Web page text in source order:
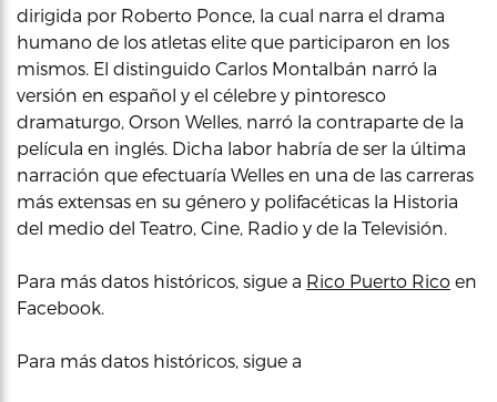
dirigida por Roberto Ponce, la cual narra el drama
humano de los atletas elite que participaron en los
mismos. El distinguido Carlos Montalbán narró la
versión en español y el célebre y pintoresco
dramaturgo, Orson Welles, narró la contraparte de la
película en inglés. Dicha labor habría de ser la última
narración que efectuaría Welles en una de las carreras
más extensas en su género y polifacéticas la Historia
del medio del Teatro, Cine, Radio y de la Televisión.
Para más datos históricos, sigue a Rico Puerto Rico en
Facebook.
Para más datos históricos, sigue a